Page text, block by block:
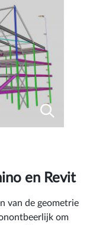
en Revit
van de geometrie
om